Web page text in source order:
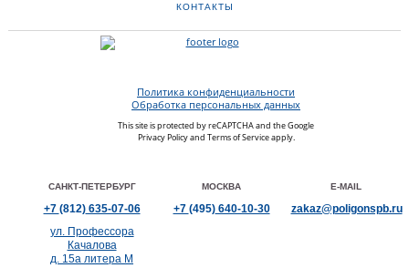
КОНТАКТЫ
Политика конфиденциальности
Обработка персональных данных
This site is protected by reCAPTCHA and the Google
Privacy Policyand Terms of Serviceapply.
САНКТ-ПЕТЕРБУРГ
+7 (812)635-07-06
ул. Профессора
Качалова
д. 15а литера М
МОСКВА
+7 (495)640-10-30
E-MAIL
zakaz@poligonspb.ru